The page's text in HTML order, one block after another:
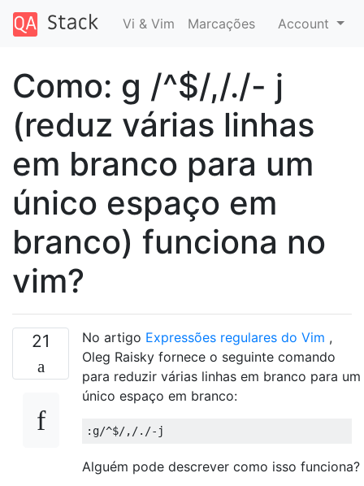
Vi & Vim Marcações Account
Como: g /^$/,/./- j
(reduz várias linhas
em branco para um
único espaço em
branco) funciona no
vim?
21 No artigo Expressões regulares do Vim ,
Oleg Raisky fornece o seguinte comando
para reduzir várias linhas em branco para um
único espaço em branco:
Alguém pode descrever como isso funciona?